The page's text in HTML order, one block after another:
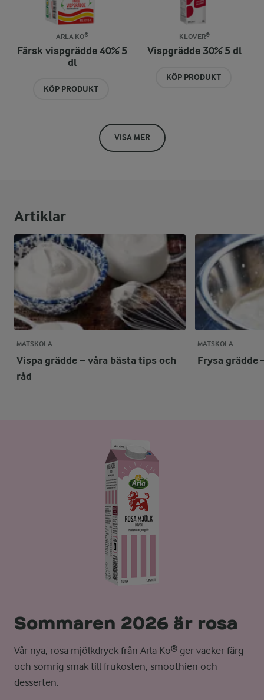
ARLA KO®
Färsk vispgrädde 40% 5
dl
KÖP PRODUKT
KLÖVER®
Vispgrädde 30% 5 dl
KÖP PRODUKT
VISA MER
Artiklar
MATSKOLA
Vispa grädde – våra bästa tips och
råd
MATSKOLA
Frysa grädde
Sommaren 2026 är rosa
Vår nya, rosa mjölkdryck från Arla Ko® ger vacker färg
och somrig smak till frukosten, smoothien och
desserten.